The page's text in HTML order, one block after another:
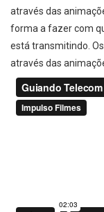
através das
forma a fazer com
está transmitindo.
através das